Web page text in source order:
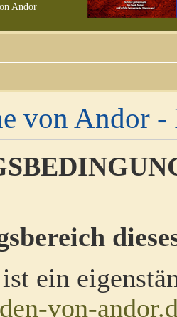
Andor
von Andor -
ein
von-